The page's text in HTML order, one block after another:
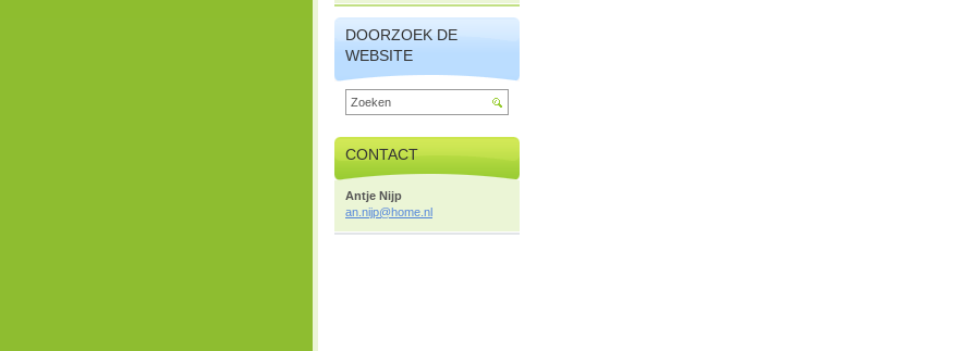
DOORZOEK DE
WEBSITE
CONTACT
Antje Nijp
an.nijp@home.nl